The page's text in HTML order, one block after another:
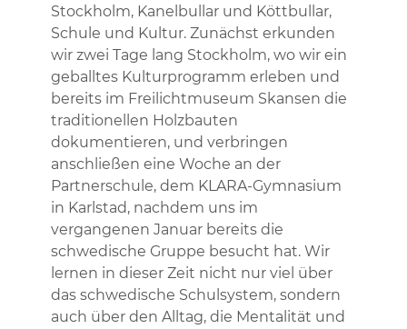
Stockholm, Kanelbullar und Köttbullar,
Schule und Kultur. Zunächst erkunden
wir zwei Tage lang Stockholm, wo wir ein
geballtes Kulturprogramm erleben und
bereits im Freilichtmuseum Skansen die
traditionellen Holzbauten
dokumentieren, und verbringen
anschließen eine Woche an der
Partnerschule, dem KLARA-Gymnasium
in Karlstad, nachdem uns im
vergangenen Januar bereits die
schwedische Gruppe besucht hat. Wir
lernen in dieser Zeit nicht nur viel über
das schwedische Schulsystem, sondern
auch über den Alltag, die Mentalität und